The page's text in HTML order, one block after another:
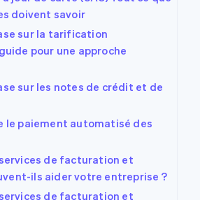
doivent savoir
sur la tarification
pour une approche
sur les notes de crédit et de
le paiement automatisé des
de facturation et
ils aider votre entreprise ?
de facturation et